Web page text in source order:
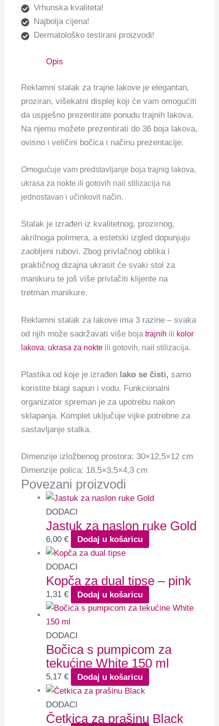
Vrhunska kvaliteta!
Najbolja cijena!
Dermatološko testirani proizvodi!
Opis
Reklamni stalak za trajne lakove je elegantan,
proziran, višekatni displej koji će vam omogućiti
da uspješno prezentirate ponudu trajnih lakova.
Na njemu možete prezentirati do 36 boja lakova,
ovisno i veličini bočica i načinu prezentacije.
Omogućuje vam predstavljanje boja trajnig lakova,
ukrasa za nokte ili gotovih nail stilizacija na
jednostavan i učinkovit način.
Stalak je izrađen iz kvalitetnog, prozirnog,
akrilnoga polimera, a estetski izgled dopunjuju
zaobljeni rubovi. Zbog privlačnog oblika i
praktičnog dizajna ukrasit će svaki stol za
manikuru te još više privlačiti klijente na
tretman manikure.
Reklamni stalak za lakove ima 3 razine – svaka
od njih može sadržavati više bojatrajnih ili kolor
lakova, ukrasa za nokte ili gotovih, nail stilizacija.
Plastika od koje je izrađen lako se čisti,samo
koristite blagi sapun i vodu. Funkcionalni
organizator spreman je za upotrebu nakon
sklapanja. Komplet uključuje vijke potrebne za
sastavljanje stalka.
Dimenzije izložbenog prostora: 30×12,5×12 cm
Dimenzije polica: 18,5×3,5×4,3 cm
Povezani proizvodi
DODACI
Jastuk za naslon ruke Gold
6,00€ Dodaj u košaricu
DODACI
Kopča za dual tipse – pink
1,31€ Dodaj u košaricu
DODACI
Bočica s pumpicom za
tekućine White 150 ml
5,17€ Dodaj u košaricu
DODACI
Četkica za prašinu Black